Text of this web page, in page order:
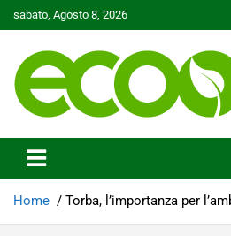
to
sabato, Agosto 8, 2026
Ecoo.it
Home Torba, l’importanza per